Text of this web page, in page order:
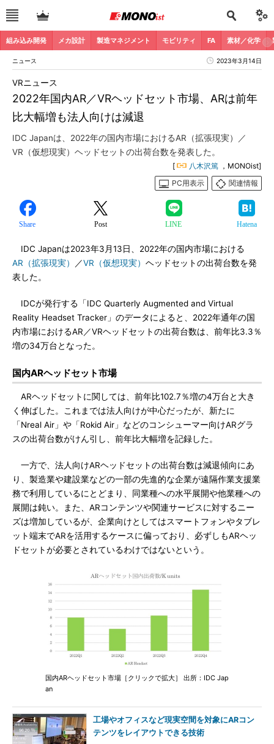
組み込み開発 メカ設計 製造マネジメント モビリティ FA 素材／化学
ニュース 2023年3月14日
2022年国内AR／VRヘッドセット市場、ARは前年
比大幅増も法人向けは減退
VRニュース
IDC Japanは、2022年の国内市場におけるAR（拡張現実）／
VR（仮想現実）ヘッドセットの出荷台数を発表した。
[ 八木沢篤 ，MONOist]
PC用表示
関連情報
Share Post LINE Hatena
IDC Japanは2023年3月13日、2022年の国内市場における
AR（拡張現実）
／VR（仮想現実） ヘッドセットの出荷台数を発
表した。
IDCが発行する「IDC Quarterly Augmented and Virtual
Reality Headset Tracker」のデータによると、2022年通年の国
内市場におけるAR／VRヘッドセットの出荷台数は、前年比3.3％
増の34万台となった。
国内ARヘッドセット市場
ARヘッドセットに関しては、前年比102.7％増の4万台と大き
く伸ばした。これまでは法人向けが中心だったが、新たに
「Nreal Air」や「Rokid Air」などのコンシューマー向けARグラ
スの出荷台数がけん引し、前年比大幅増を記録した。
一方で、法人向けARヘッドセットの出荷台数は減退傾向にあ
り、製造業や建設業などの一部の先進的な企業が遠隔作業支援業
務で利用しているにとどまり、同業種への水平展開や他業種への
展開は鈍い。また、ARコンテンツや関連サービスに対するニー
ズは増加しているが、企業向けとしてはスマートフォンやタブレ
ット端末でARを活用するケースに偏っており、必ずしもARヘッ
ドセットが必要とされているわけではないという。
国内ARヘッドセット市場［クリックで拡大］ 出所：IDC Jap
an
工場やオフィスなど現実空間を対象にARコン
テンツをレイアウトできる技術